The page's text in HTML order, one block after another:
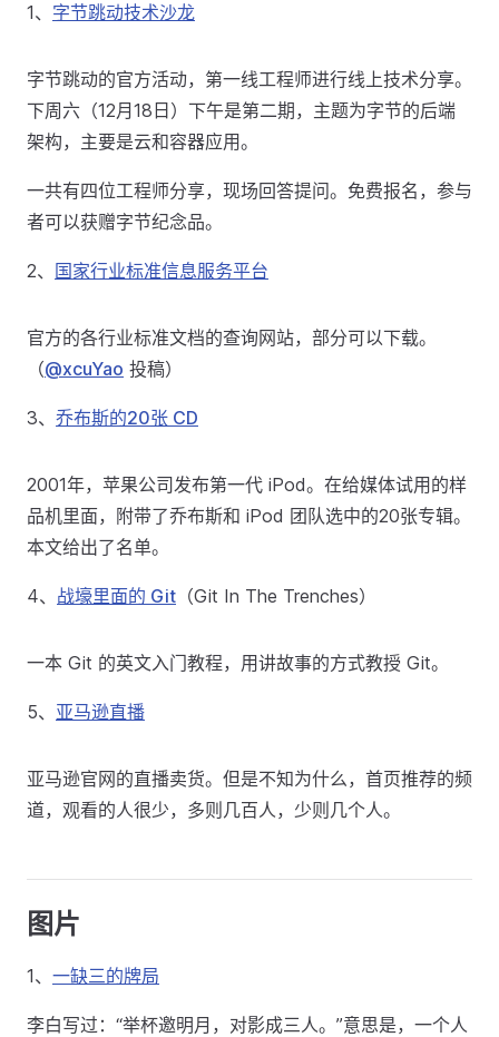
1、 字节跳动技术沙龙
字节跳动的官方活动，第一线工程师进行线上技术分享。
下周六（12月18日）下午是第二期，主题为字节的后端
架构，主要是云和容器应用。
一共有四位工程师分享，现场回答提问。免费报名，参与
者可以获赠字节纪念品。
2、 国家行业标准信息服务平台
官方的各行业标准文档的查询网站，部分可以下载。
（@xcuYao 投稿）
3、 乔布斯的20张 CD
2001年，苹果公司发布第一代 iPod。在给媒体试用的样
品机里面，附带了乔布斯和 iPod 团队选中的20张专辑。
本文给出了名单。
4、 战壕里面的 Git （Git In The Trenches）
一本 Git 的英文入门教程，用讲故事的方式教授 Git。
5、 亚马逊直播
亚马逊官网的直播卖货。但是不知为什么，首页推荐的频
道，观看的人很少，多则几百人，少则几个人。
图片
1、 一缺三的牌局
李白写过：“举杯邀明月，对影成三人。”意思是，一个人